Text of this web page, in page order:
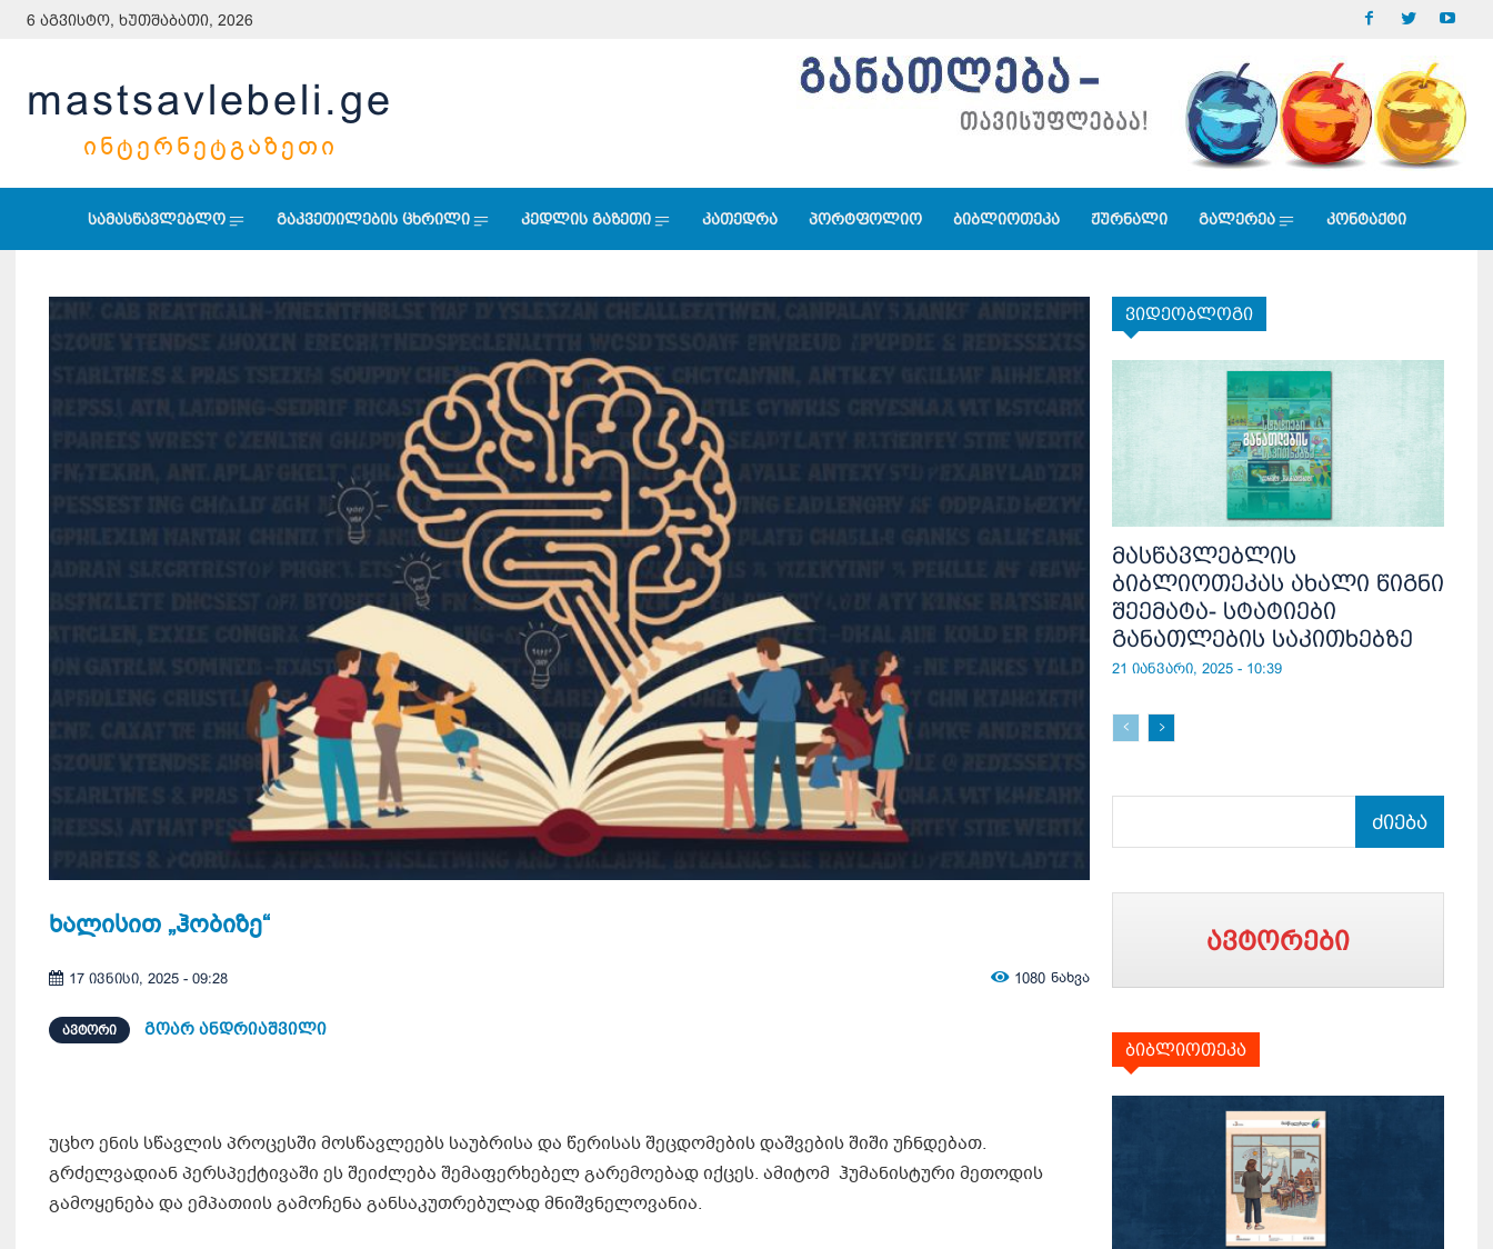
6 აგვისტო, ხუთშაბათი, 2026
mastsavlebeli.ge
ᲘᲜᲢᲔᲠᲜᲔᲢᲒᲐᲖᲔᲗᲘ
სამასწავლებლო გაკვეთილების ცხრილი კედლის გაზეთი კათედრა პორტფოლიო ბიბლიოთეკა ჟურნალი გალერეა კონტაქტი
ხალისით „ჰობიზე“
17 ივნისი, 2025 - 09:28 1080 ნახვა
ᲐᲕᲢᲝᲠᲘ გოარ ანდრიაშვილი
უცხო ენის სწავლის პროცესში მოსწავლეებს საუბრისა და წერისას შეცდომების დაშვების შიში უჩნდებათ.
გრძელვადიან პერსპექტივაში ეს შეიძლება შემაფერხებელ გარემოებად იქცეს. ამიტომ ჰუმანისტური მეთოდის
გამოყენება და ემპათიის გამოჩენა განსაკუთრებულად მნიშვნელოვანია.
ვიდეობლოგი
მასწავლებლის
ბიბლიოთეკას ახალი წიგნი
შეემატა- სტატიები
განათლების საკითხებზე
21 იანვარი, 2025 - 10:39
ძიება
ავტორები
ბიბლიოთეკა